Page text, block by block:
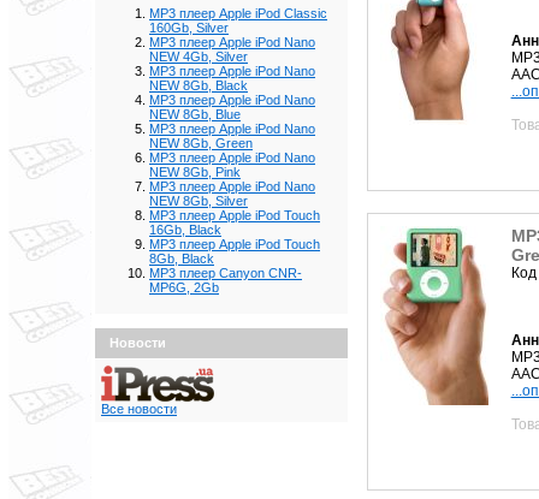
MP3 плеер Apple iPod Classic
160Gb, Silver
MP3 плеер Apple iPod Nano
NEW 4Gb, Silver
MP3 плеер Apple iPod Nano
NEW 8Gb, Black
MP3 плеер Apple iPod Nano
NEW 8Gb, Blue
MP3 плеер Apple iPod Nano
NEW 8Gb, Green
MP3 плеер Apple iPod Nano
NEW 8Gb, Pink
MP3 плеер Apple iPod Nano
NEW 8Gb, Silver
MP3 плеер Apple iPod Touch
16Gb, Black
MP3 плеер Apple iPod Touch
8Gb, Black
MP3 плеер Canyon CNR-
MP6G, 2Gb
Новости
Все новости